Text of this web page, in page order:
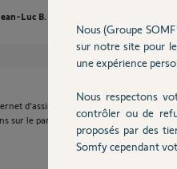
Luc B.
d'assistance de votre opérateur vous
sur le paramétrage de la nouvelle box.
Nous (Groupe
sur notre site pour
une expérience
Nous respectons
contrôler ou de
proposés par des
Somfy cependant